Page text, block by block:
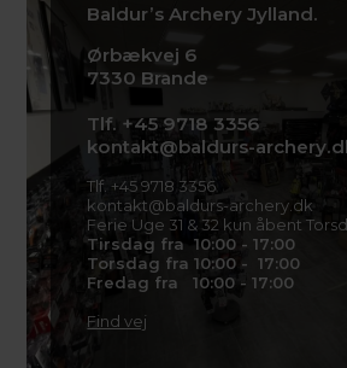
Baldur’s Archery Jylland.
Ørbækvej 6
7330 Brande
Tlf. +45 9718 3356
kontakt@baldurs-
Tlf. +45 9718 3356
kontakt@baldurs-archery.dk
Ferie Uge 31 & 32 kun åbent
Tirsdag fra 10:00 - 17:00
Torsdag fra 10:00 - 17:00
Fredag fra 10:00 - 17:00
Find vej